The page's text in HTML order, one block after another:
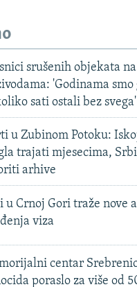
srušenih objekata na
'Godinama
sati ostali bez svega'
u Zubinom Potoku:
trajati mjesecima,
arhive
u Crnoj Gori traže nove
viza
centar
poraslo za više od